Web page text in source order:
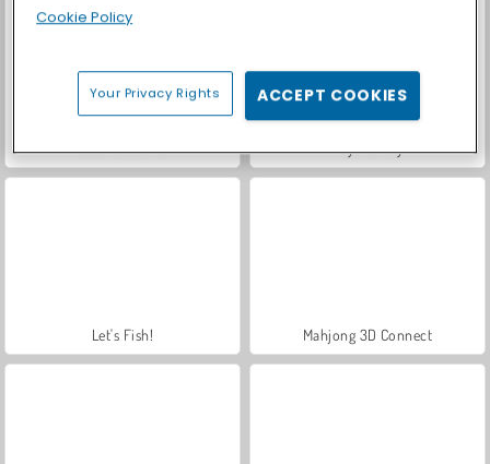
Casino World Royal Story
Let's Fish! Mahjong 3D Connect
Cookie Policy
Your Privacy Rights ACCEPT COOKIES